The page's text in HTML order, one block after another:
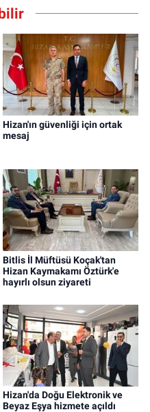
Hizan'ın güvenliği için ortak
mesaj
Bitlis İl Müftüsü Koçak'tan
Hizan Kaymakamı Öztürk'e
hayırlı olsun ziyareti
Hizan'da Doğu Elektronik ve
Beyaz Eşya hizmete açıldı